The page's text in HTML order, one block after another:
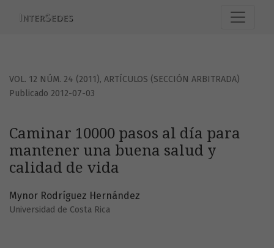
VOL. 12 NÚM. 24 (2011), ARTÍCULOS (SECCIÓN ARBITRADA)
Caminar 10000 pasos al día para
mantener una buena salud y
calidad de vida
Publicado 2012-07-03
Mynor Rodríguez Hernández
Universidad de Costa Rica